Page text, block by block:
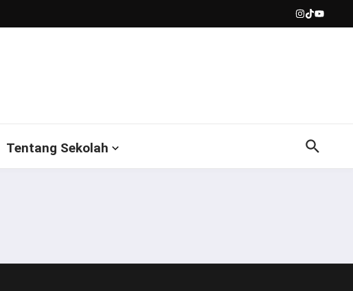
Tentang Sekolah